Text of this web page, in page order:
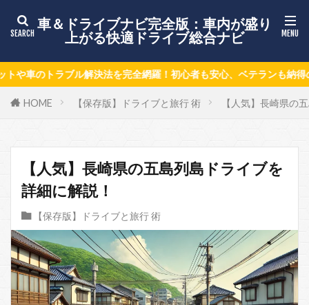
車＆ドライブナビ完全版：車内が盛り
上がる快適ドライブ総合ナビ
初心者も安心、ベテランも納得の車＆ドライブ情報で毎日のドラ
HOME 【保存版】ドライブと旅行 術 【人気】長崎県の
【人気】長崎県の五島列島ドライブを
詳細に解説！
【保存版】ドライブと旅行 術